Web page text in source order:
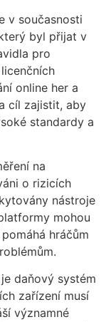
v současnosti
byl přijat v
pro
online her a
cíl zajistit, aby
standardy a
na
o rizicích
nástroje
mohou
hráčům
daňový systém
zařízení musí
významné